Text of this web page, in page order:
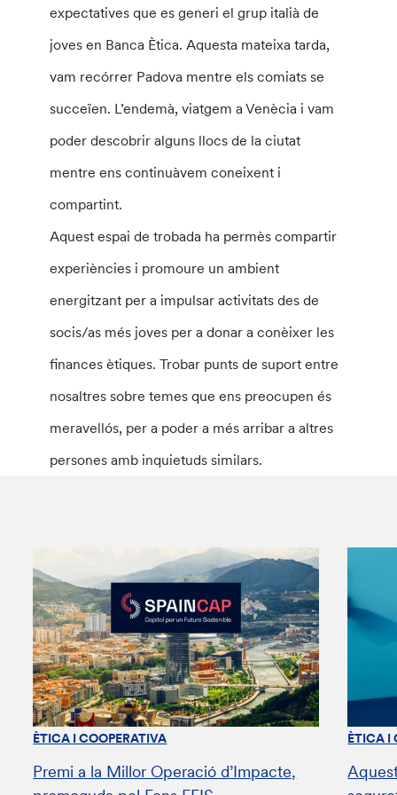
expectatives que es generi el grup italià de
joves en Banca Ètica. Aquesta mateixa tarda,
vam recórrer Padova mentre els comiats se
succeïen. L’endemà, viatgem a Venècia i vam
poder descobrir alguns llocs de la ciutat
mentre ens continuàvem coneixent i
compartint.
Aquest espai de trobada ha permès compartir
experiències i promoure un ambient
energitzant per a impulsar activitats des de
socis/as més joves per a donar a conèixer les
finances ètiques. Trobar punts de suport entre
nosaltres sobre temes que ens preocupen és
meravellós, per a poder a més arribar a altres
persones amb inquietuds similars.
ÈTICA I COOPERATIVA
Premi a la Millor Operació d’Impacte,
ÈTICA I